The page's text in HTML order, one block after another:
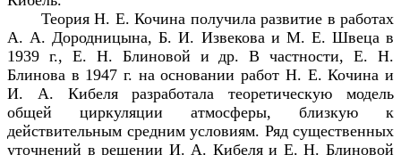
Теория Н. Е. Кочина получила развитие в работах
А. А. Дородницына, Б. И. Извекова и М. Е. Швеца в
1939 г., Е. Н. Блиновой и др. В частности, Е. Н.
Блинова в 1947 г. на основании работ Н. Е. Кочина и
И. А. Кибеля разработала теоретическую модель
общей циркуляции атмосферы, близкую к
действительным средним условиям. Ряд существенных
уточнений в решении И. А. Кибеля и Е. Н. Блиновой